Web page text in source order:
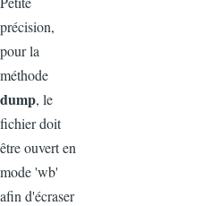
précision,
pour la
méthode
dump, le
fichier doit
être ouvert en
mode 'wb'
afin d'écraser